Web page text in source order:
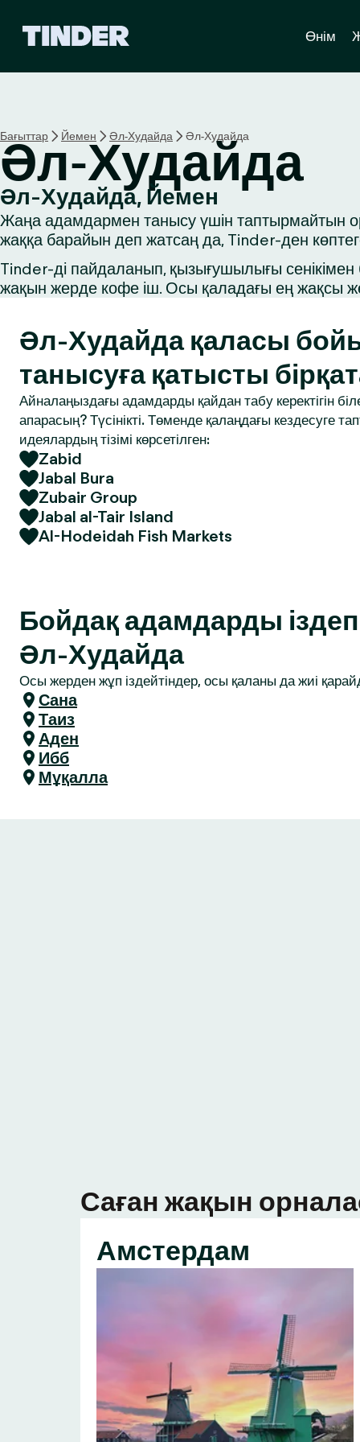
H
m
e
Өнім
Бағыттар Йемен Әл-Худайда Әл-Худайда
Әл-Худайда
Әл-Худайда, Йемен
Жаңа адамдармен танысу үшін таптырмайтын
жаққа барайын деп жатсаң да, Tinder-ден
Tinder-ді пайдаланып, қызығушылығы сенікімен
жақын жерде кофе іш. Осы қаладағы ең жақсы
Әл-Худайда қаласы
танысуға қатысты
Айналаңыздағы адамдарды қайдан табу керектігін
апарасың? Түсінікті. Төменде қалаңдағы кездесуге
идеялардың тізімі көрсетілген:
Zabid
Jabal Bura
Zubair Group
Jabal al-Tair Island
Al-Hodeidah Fish Markets
Бойдақ адамдарды іздеп
Әл-Худайда
Осы жерден жұп іздейтіндер, осы қаланы да жиі
Сана
Таиз
Аден
Ибб
Мұқалла
Саған жақын
Амстердам